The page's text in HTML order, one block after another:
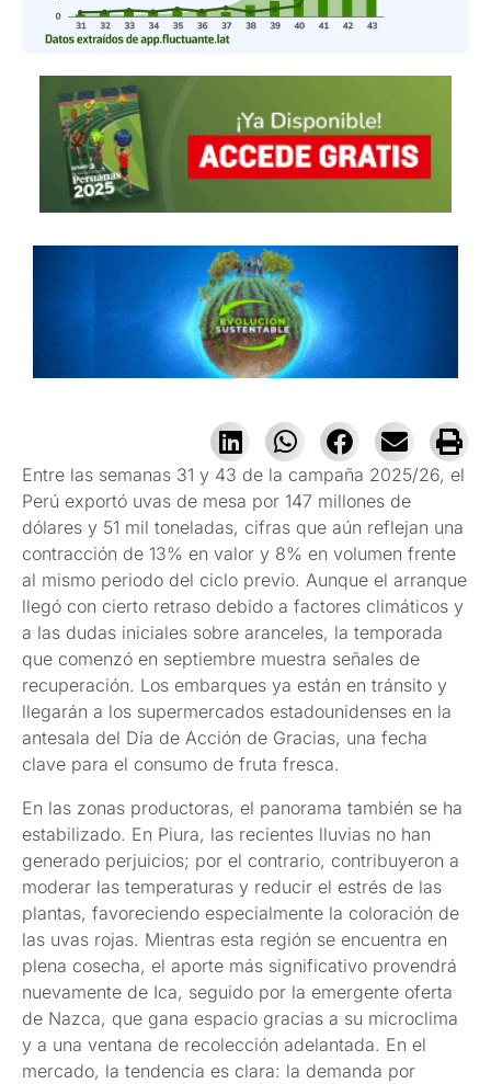
Entre las semanas 31 y 43 de la campaña 2025/26, el
Perú exportó uvas de mesa por 147 millones de
dólares y 51 mil toneladas, cifras que aún reflejan una
contracción de 13% en valor y 8% en volumen frente
al mismo periodo del ciclo previo. Aunque el arranque
llegó con cierto retraso debido a factores climáticos y
a las dudas iniciales sobre aranceles, la temporada
que comenzó en septiembre muestra señales de
recuperación. Los embarques ya están en tránsito y
llegarán a los supermercados estadounidenses en la
antesala del Día de Acción de Gracias, una fecha
clave para el consumo de fruta fresca.
En las zonas productoras, el panorama también se ha
estabilizado. En Piura, las recientes lluvias no han
generado perjuicios; por el contrario, contribuyeron a
moderar las temperaturas y reducir el estrés de las
plantas, favoreciendo especialmente la coloración de
las uvas rojas. Mientras esta región se encuentra en
plena cosecha, el aporte más significativo provendrá
nuevamente de Ica, seguido por la emergente oferta
de Nazca, que gana espacio gracias a su microclima
y a una ventana de recolección adelantada. En el
mercado, la tendencia es clara: la demanda por